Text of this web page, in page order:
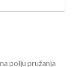
polju pružanja